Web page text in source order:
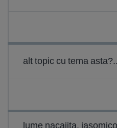
alt topic cu tema
lume nacajita, iasomico